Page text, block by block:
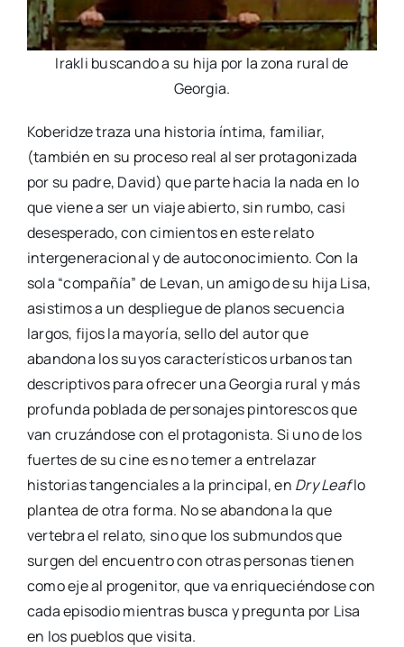
Irakli buscando a su hija por la zona rural de
Georgia.
Koberidze traza una historia íntima, familiar,
(también en su proceso real al ser protagonizada
por su padre, David) que parte hacia la nada en lo
que viene a ser un viaje abierto, sin rumbo, casi
desesperado, con cimientos en este relato
intergeneracional y de autoconocimiento. Con la
sola “compañía” de Levan, un amigo de su hija Lisa,
asistimos a un despliegue de planos secuencia
largos, fijos la mayoría, sello del autor que
abandona los suyos característicos urbanos tan
descriptivos para ofrecer una Georgia rural y más
profunda poblada de personajes pintorescos que
van cruzándose con el protagonista. Si uno de los
fuertes de su cine es no temer a entrelazar
historias tangenciales a la principal, en Dry Leaflo
plantea de otra forma. No se abandona la que
vertebra el relato, sino que los submundos que
surgen del encuentro con otras personas tienen
como eje al progenitor, que va enriqueciéndose con
cada episodio mientras busca y pregunta por Lisa
en los pueblos que visita.